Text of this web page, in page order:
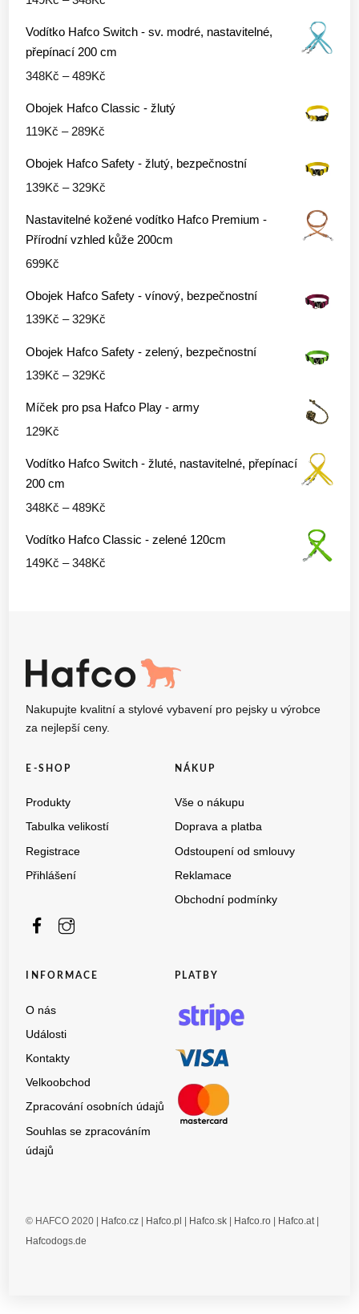
až
149Kč
až
Vodítko Hafco Switch - sv. modré, nastavitelné,
přepínací 200 cm
348Kč – 489Kč
348Kč
Obojek Hafco Classic - žlutý
119Kč – 289Kč
119Kč
až
Obojek Hafco Safety - žlutý, bezpečnostní
139Kč – 329Kč
139Kč
až
Nastavitelné kožené vodítko Hafco Premium -
Přírodní vzhled kůže 200cm
699Kč
Obojek Hafco Safety - vínový, bezpečnostní
139Kč – 329Kč
139Kč
Obojek Hafco Safety - zelený, bezpečnostní
139Kč – 329Kč
139Kč
Míček pro psa Hafco Play - army
129Kč
Vodítko Hafco Switch - žluté, nastavitelné, přepínací
200 cm
348Kč – 489Kč
348Kč
Vodítko Hafco Classic - zelené 120cm
149Kč – 348Kč
Nakupujte kvalitní a stylové vybavení pro pejsky u výrobce
za nejlepší ceny.
E-SHOP
Produkty
Tabulka velikostí
Registrace
Přihlášení
NÁKUP
Vše o nákupu
Doprava a platba
Odstoupení od smlouvy
Reklamace
Obchodní podmínky
INFORMACE
O nás
Události
Kontakty
Velkoobchod
Zpracování osobních údajů
Souhlas se zpracováním
údajů
PLATBY
© HAFCO 2020 | Hafco.cz Hafco.pl Hafco.sk Hafco.ro Hafco.at|
Hafcodogs.de